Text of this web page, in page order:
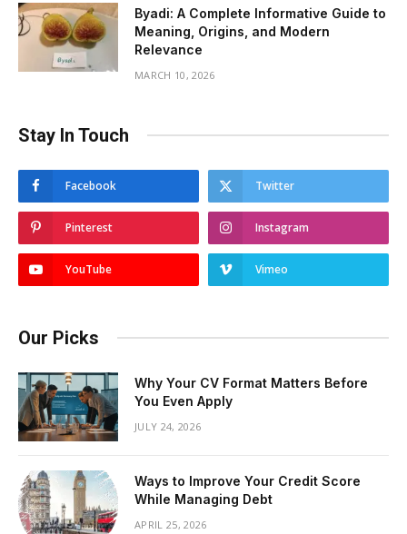
Byadi: A Complete Informative Guide to
Meaning, Origins, and Modern
Relevance
MARCH 10, 2026
Stay In Touch
Facebook Twitter
Pinterest Instagram
YouTube Vimeo
Our Picks
Why Your CV Format Matters Before
You Even Apply
JULY 24, 2026
Ways to Improve Your Credit Score
While Managing Debt
APRIL 25, 2026